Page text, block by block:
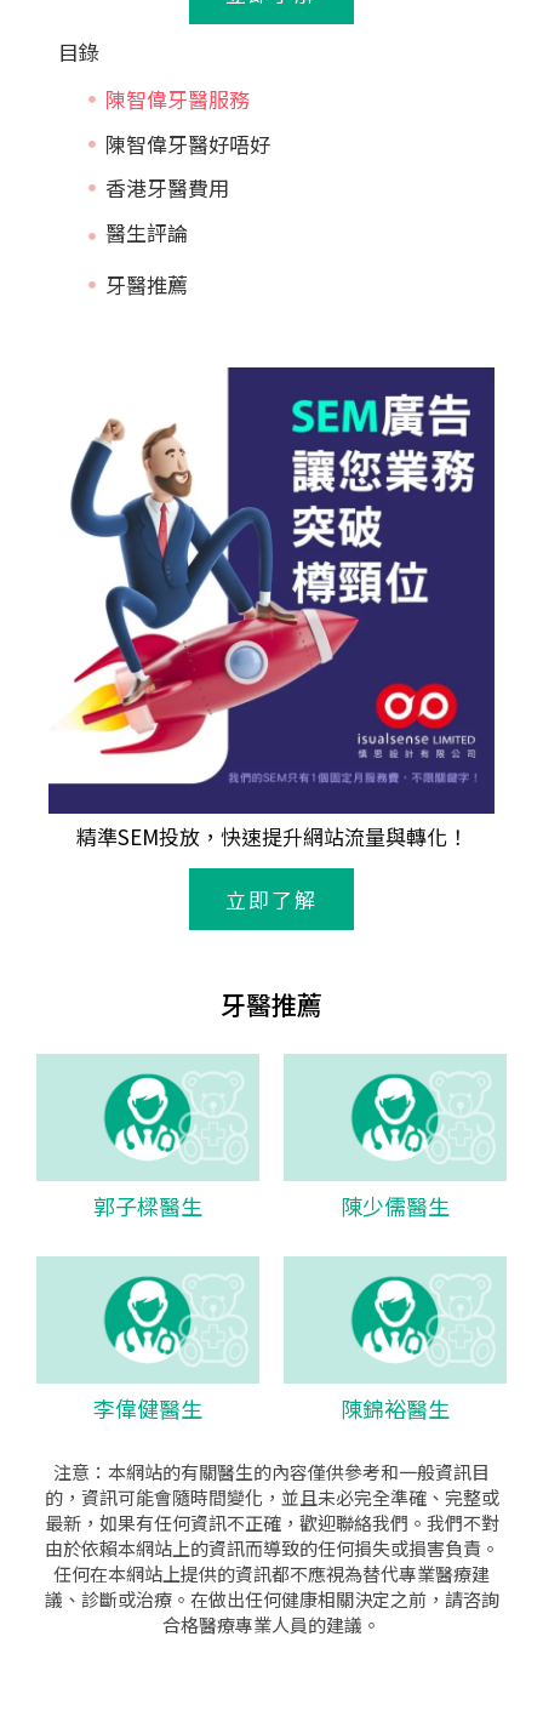
目錄
陳智偉牙醫服務
陳智偉牙醫好唔好
香港牙醫費用
牙醫推薦
精準SEM投放，快速提升網站流量與轉化！
立即了解
牙醫推薦
郭子樑醫生 陳少儒醫生
李偉健醫生 陳錦裕醫生
注意：本網站的有關醫生的內容僅供參考和一般資訊目
的，資訊可能會隨時間變化，並且未必完全準確、完整或
最新，如果有任何資訊不正確，歡迎聯絡我們。我們不對
由於依賴本網站上的資訊而導致的任何損失或損害負責。
任何在本網站上提供的資訊都不應視為替代專業醫療建
議、診斷或治療。在做出任何健康相關決定之前，請咨詢
合格醫療專業人員的建議。